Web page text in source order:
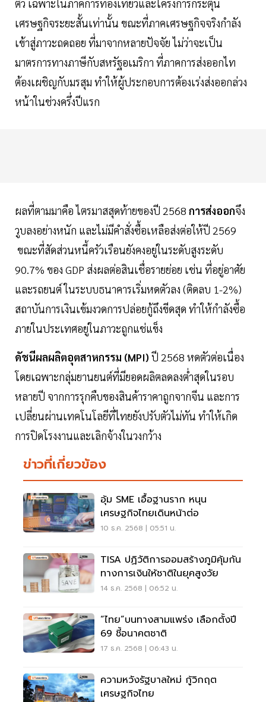
ตัว เฉพาะในภาคการท่องเที่ยวและโครงการกระตุ้น
เศรษฐกิจระยะสั้นเท่านั้น ขณะที่ภาคเศรษฐกิจจริงกำลัง
เข้าสู่ภาวะถดถอย ที่มาจากหลายปัจจัย ไม่ว่าจะเป็น
มาตรการทางภาษีกับสหรัฐอเมริกา ที่ภาคการส่งออกไท
ต้องเผชิญกับมรสุม ทำให้ผู้ประกอบการต้องเร่งส่งออกล่วง
หน้าในช่วงครึ่งปีแรก
ผลที่ตามมาคือ ไตรมาสสุดท้ายของปี 2568 การส่งออกจึง
วูบลงอย่างหนัก และไม่มีคำสั่งซื้อเหลือส่งต่อให้ปี 2569
ขณะที่สัดส่วนหนี้ครัวเรือนยังคงอยู่ในระดับสูงระดับ
90.7% ของ GDP ส่งผลต่อสินเชื่อรายย่อย เช่น ที่อยู่อาศัย
และรถยนต์ ในระบบธนาคารเริ่มหดตัวลง (ติดลบ 1-2%)
สถาบันการเงินเข้มงวดการปล่อยกู้ถึงขีดสุด ทำให้กำลังซื้อ
ภายในประเทศอยู่ในภาวะถูกแช่แข็ง
ดัชนีผลผลิตอุตสาหกรรม (MPI) ปี 2568 หดตัวต่อเนื่อง
โดยเฉพาะกลุ่มยานยนต์ที่มียอดผลิตลดลงตํ่าสุดในรอบ
หลายปี จากการรุกคืบของสินค้าราคาถูกจากจีน และการ
เปลี่ยนผ่านเทคโนโลยีที่ไทยยังปรับตัวไม่ทัน ทำให้เกิด
การปิดโรงงานและเลิกจ้างในวงกว้าง
ข่าวที่เกี่ยวข้อง
อุ้ม SME เอื้อฐานราก หนุน
เศรษฐกิจไทยเดินหน้าต่อ
10 ธ.ค. 2568 | 05:51 น.
TISA ปฏิวัติการออมสร้างภูมิคุ้มกัน
ทางการเงินให้ชาติในยุคสูงวัย
14 ธ.ค. 2568 | 06:52 น.
“ไทย”บนทางสามแพร่ง เลือกตั้งปี
69 ชี้อนาคตชาติ
17 ธ.ค. 2568 | 06:43 น.
ความหวังรัฐบาลใหม่ กู้วิกฤต
เศรษฐกิจไทย